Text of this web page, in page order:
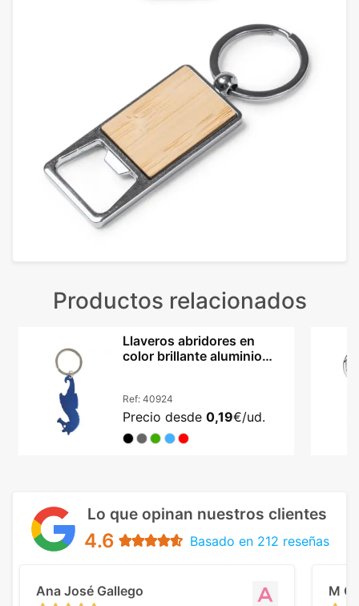
Productos relacionados
Llaveros abridores en
color brillante aluminio
Ref: 40924
Precio desde 0,19€/ud.
Lo que opinan nuestros clientes
4.6 Basado en 212 reseñas
Ana José Gallego M C